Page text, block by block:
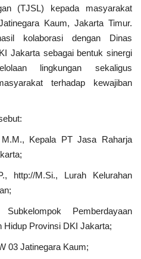
(TJSL) kepada masyarakat
Kaum, Jakarta Timur.
kolaborasi dengan Dinas
Jakarta sebagai bentuk sinergi
lingkungan sekaligus
terhadap kewajiban
Kepala PT Jasa Raharja
http://M.Si., Lurah Kelurahan
Pemberdayaan
Hidup Provinsi DKI Jakarta;
03 Jatinegara Kaum;